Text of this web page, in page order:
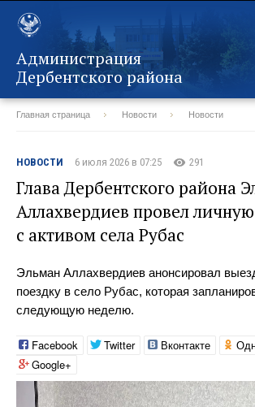
Администрация
Дербентского района
Главная страница Новости Новости
НОВОСТИ 6 июля 2026 в 07:25 291
Глава Дербентского района
Аллахвердиев провел
с активом села Рубас
Эльман Аллахвердиев анонсировал
поездку в село Рубас, которая
следующую неделю.
Facebook Twitter Вконтакте
Google+